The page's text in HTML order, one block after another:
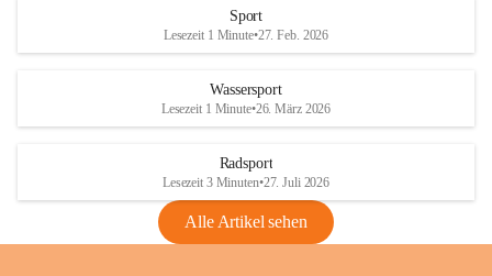
Rebe und der Amerikanischen
Anhang VBl. EU Nr. 18
1 Seite•1,4 MB
VBl. EU Nr. 18_2026
Sport
Lesezeit 1 Minute•27. Feb. 2026
Wassersport
Lesezeit 1 Minute•26. März 2026
Radsport
Lesezeit 3 Minuten•27. Juli 2026
Alle Artikel sehen